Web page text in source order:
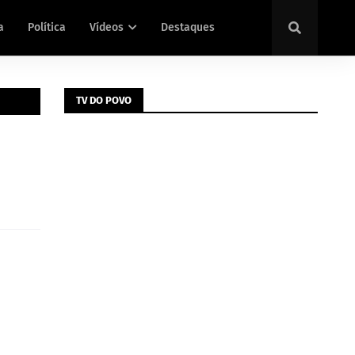
Política Vídeos Destaques
TV DO POVO